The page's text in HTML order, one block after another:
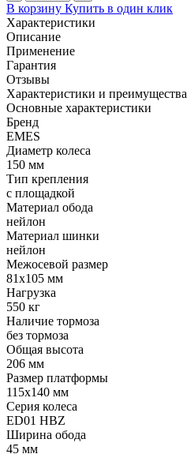
В корзину Купить в один клик
Характеристики
Описание
Применение
Гарантия
Отзывы
Характеристики и преимущества
Основные характеристики
Бренд
EMES
Диаметр колеса
150 мм
Тип крепления
с площадкой
Материал обода
нейлон
Материал шинки
нейлон
Межосевой размер
81x105 мм
Нагрузка
550 кг
Наличие тормоза
без тормоза
Общая высота
206 мм
Размер платформы
115x140 мм
Серия колеса
ED01 HBZ
Ширина обода
45 мм